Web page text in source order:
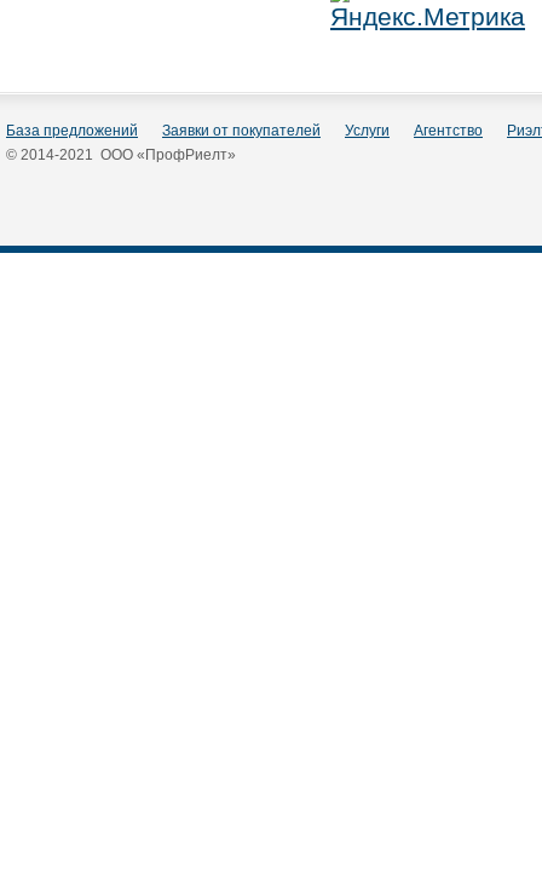
База предложений Заявки от покупателей Услуги Агентство
© 2014-2021 ООО «ПрофРиелт»